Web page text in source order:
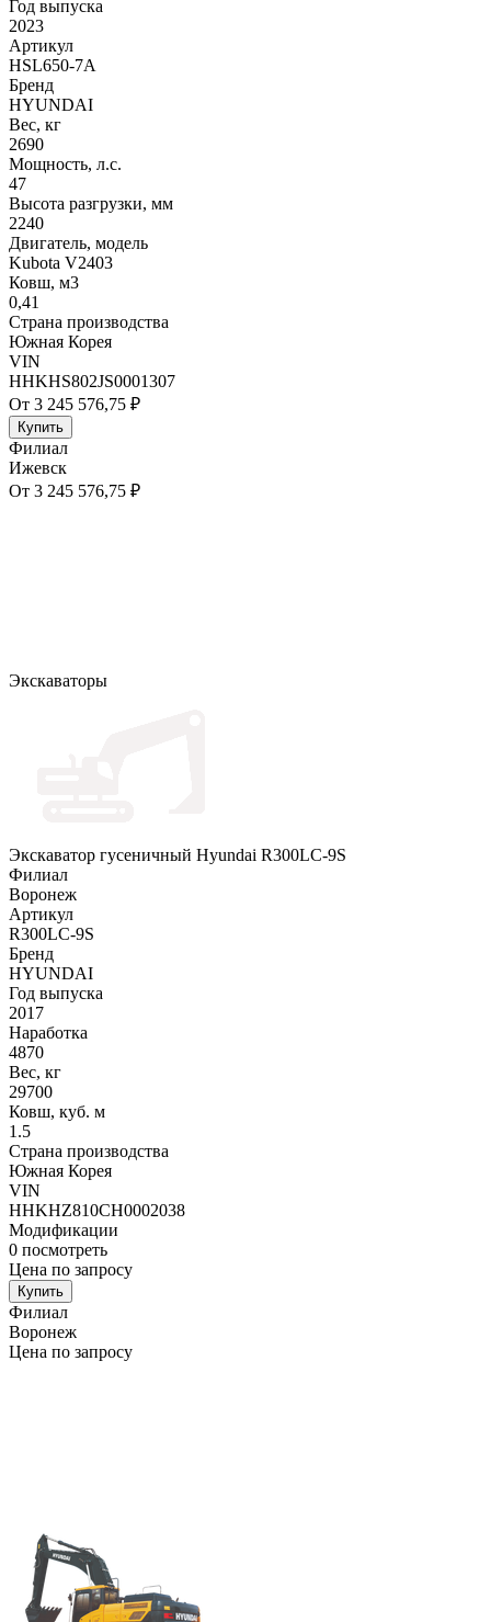
Год выпуска
2023
Артикул
HSL650-7A
Бренд
HYUNDAI
Вес, кг
2690
Мощность, л.с.
47
Высота разгрузки, мм
2240
Двигатель, модель
Kubota V2403
Ковш, м3
0,41
Страна производства
Южная Корея
VIN
HHKHS802JS0001307
От 3 245 576,75 ₽
Купить
Филиал
Ижевск
От 3 245 576,75 ₽
Экскаваторы
Экскаватор гусеничный Hyundai R300LC-9S
Филиал
Воронеж
Артикул
R300LC-9S
Бренд
HYUNDAI
Год выпуска
2017
Наработка
4870
Вес, кг
29700
Ковш, куб. м
1.5
Страна производства
Южная Корея
VIN
HHKHZ810CH0002038
Модификации
0 посмотреть
Цена по запросу
Купить
Филиал
Воронеж
Цена по запросу